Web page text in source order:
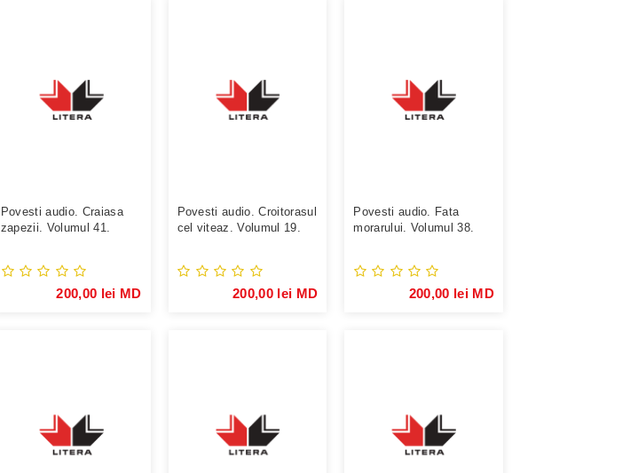
Povesti audio. Craiasa
zapezii. Volumul 41.
200,00 lei MD
Povesti audio. Croitorasul
cel viteaz. Volumul 19.
200,00 lei MD
Povesti audio. Fata
morarului. Volumul 38.
200,00 lei MD